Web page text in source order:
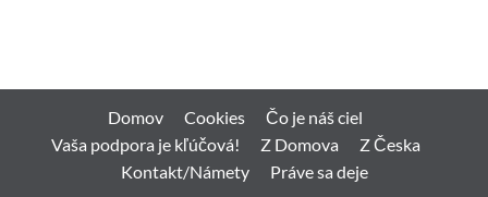
Domov Cookies
Čo je náš ciel
Vaša podpora je kľúčová!
Z Domova
Z Česka
Kontakt/Námety
Práve sa deje